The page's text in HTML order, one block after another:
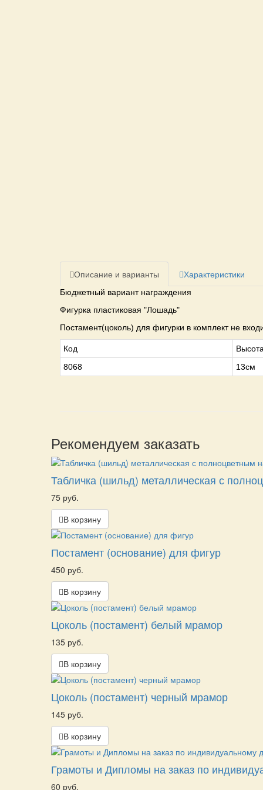
Описание и варианты Характеристики
Бюджетный вариант награждения
Фигурка пластиковая "Лошадь"
Постамент(цоколь) для фигурки в комплект не
Код
8068
13см
Рекомендуем заказать
Табличка (шильд) металлическая с
75 руб.
В корзину
Постамент (основание) для фигур
450 руб.
В корзину
Цоколь (постамент) белый мрамор
135 руб.
В корзину
Цоколь (постамент) черный мрамор
145 руб.
В корзину
Грамоты и Дипломы на заказ по
60 руб.